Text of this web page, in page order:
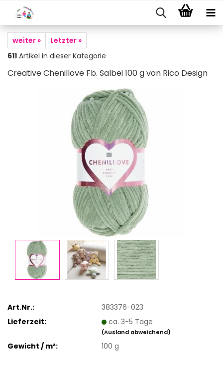
weiter »
Letzter »
611 Artikel in dieser Kategorie
Creative Chenillove Fb. Salbei 100 g von Rico Design
Art.Nr.:
383376-023
Lieferzeit:
ca. 3-5 Tage
(Ausland abweichend)
Gewicht / m²: 100 g